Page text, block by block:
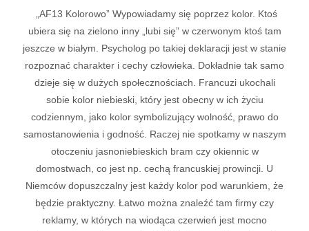
„AF13 Kolorowo” Wypowiadamy się poprzez kolor. Ktoś
ubiera się na zielono inny „lubi się” w czerwonym ktoś tam
jeszcze w białym. Psycholog po takiej deklaracji jest w stanie
rozpoznać charakter i cechy człowieka. Dokładnie tak samo
dzieje się w dużych społecznościach. Francuzi ukochali
sobie kolor niebieski, który jest obecny w ich życiu
codziennym, jako kolor symbolizujący wolność, prawo do
samostanowienia i godność. Raczej nie spotkamy w naszym
otoczeniu jasnoniebieskich bram czy okiennic w
domostwach, co jest np. cechą francuskiej prowincji. U
Niemców dopuszczalny jest każdy kolor pod warunkiem, że
będzie praktyczny. Łatwo można znaleźć tam firmy czy
reklamy, w których na wiodąca czerwień jest mocno